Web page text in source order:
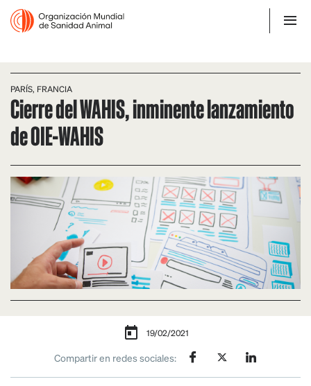
PARÍS, FRANCIA
Cierre del WAHIS, inminente lanzamiento
de OIE-WAHIS
19/02/2021
Compartir en redes sociales: